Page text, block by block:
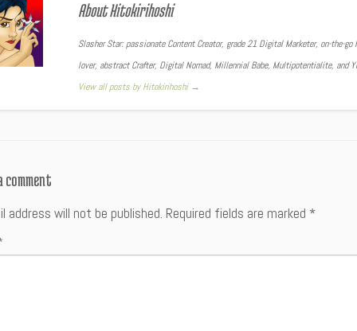
About Hitokirihoshi
Slasher Star: passionate Content Creator, grade 21 Digital Marketer, on-the-
lover, abstract Crafter, Digital Nomad, Millennial Babe, Multipotentialite, and
View all posts by Hitokirihoshi →
comment
address will not be published. Required fields are marked *